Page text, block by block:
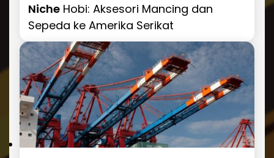
Niche Hobi: Aksesori Mancing dan
Sepeda ke Amerika Serikat